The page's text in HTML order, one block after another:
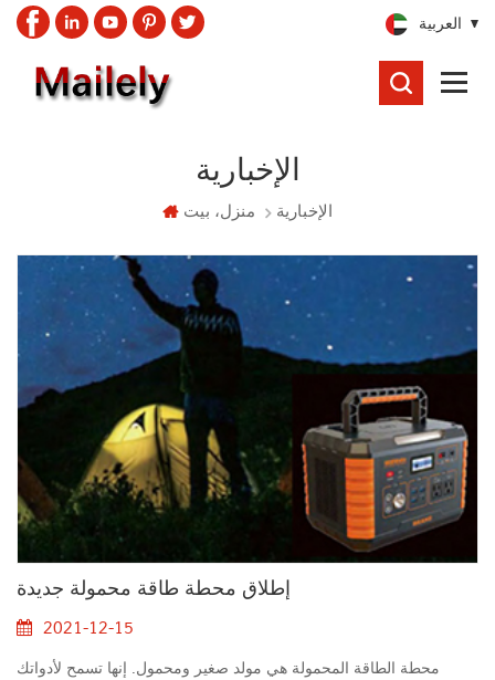
العربية
الإخبارية
منزل، بيت الإخبارية
إطلاق محطة طاقة محمولة جديدة
2021-12-15
محطة الطاقة المحمولة هي مولد صغير ومحمول. إنها تسمح لأدواتك